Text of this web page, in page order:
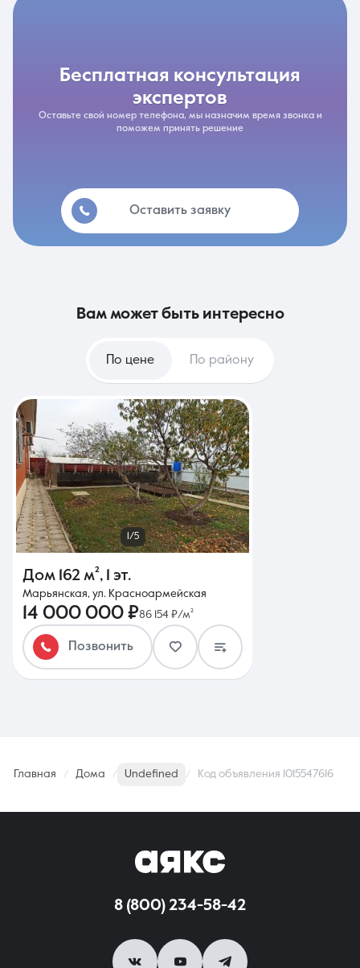
бесплатная консультация
экспертов
Оставьте свой номер телефона, мы назначим время звонка и
поможем принять решение
Оставить заявку
вам может быть интересно
По цене По району
1/5
Дом 162 м², 1 эт.
Марьянская, ул. Красноармейская
14 000 000 ₽86 154 ₽/м²
Позвонить
Главная Дома Undefined Код объявления 1015547616
8 (800) 234-58-42